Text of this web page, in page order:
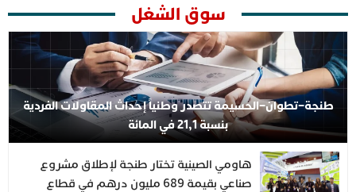
سوق الشغل
طنجة–تطوان–الحسيمة تتصدر وطنياً إحداث المقاولات الفردية
بنسبة 21,1 في المائة
هاومي الصينية تختار طنجة لإطلاق مشروع
صناعي بقيمة 689 مليون درهم في قطاع